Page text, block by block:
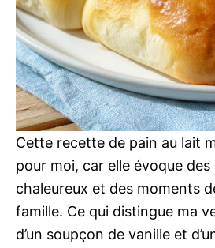
Cette recette de pain au lait
pour moi, car elle évoque des
chaleureux et des moments
famille. Ce qui distingue ma
d’un soupçon de vanille et